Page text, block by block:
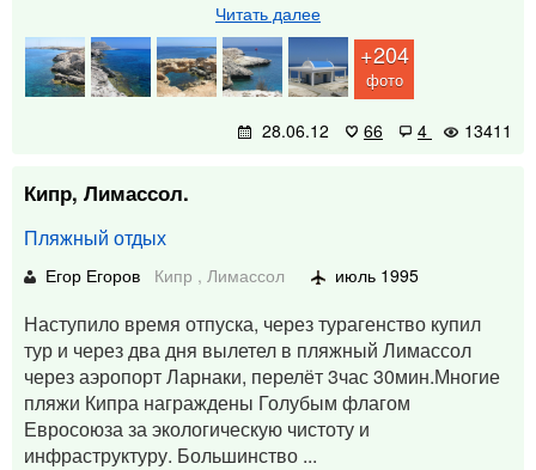
Читать далее
+204
фото
28.06.12 66 4 13411
Кипр, Лимассол.
Пляжный отдых
Егор Егоров Кипр , Лимассол июль 1995
Наступило время отпуска, через турагенство купил
тур и через два дня вылетел в пляжный Лимассол
через аэропорт Ларнаки, перелёт 3час 30мин.Многие
пляжи Кипра награждены Голубым флагом
Евросоюза за экологическую чистоту и
инфраструктуру. Большинство ...